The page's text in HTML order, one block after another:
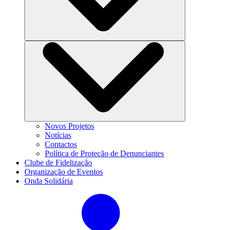
Novos Projetos
Notícias
Contactos
Política de Proteção de Denunciantes
Clube de Fidelização
Organização de Eventos
Onda Solidária